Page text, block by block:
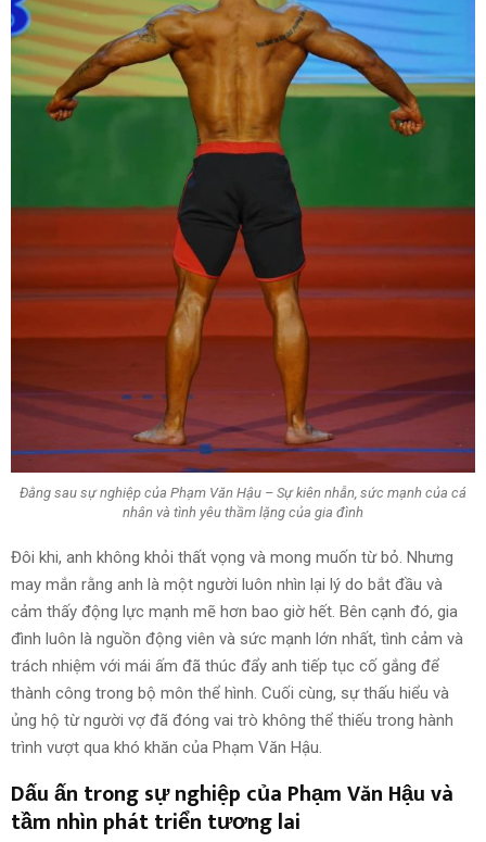
Đằng sau sự nghiệp của Phạm Văn Hậu – Sự kiên nhẫn, sức mạnh của cá
nhân và tình yêu thầm lặng của gia đình
Đôi khi, anh không khỏi thất vọng và mong muốn từ bỏ. Nhưng
may mắn rằng anh là một người luôn nhìn lại lý do bắt đầu và
cảm thấy động lực mạnh mẽ hơn bao giờ hết. Bên cạnh đó, gia
đình luôn là nguồn động viên và sức mạnh lớn nhất, tình cảm và
trách nhiệm với mái ấm đã thúc đẩy anh tiếp tục cố gắng để
thành công trong bộ môn thể hình. Cuối cùng, sự thấu hiểu và
ủng hộ từ người vợ đã đóng vai trò không thể thiếu trong hành
trình vượt qua khó khăn của Phạm Văn Hậu.
Dấu ấn trong sự nghiệp của Phạm Văn Hậu và
tầm nhìn phát triển tương lai